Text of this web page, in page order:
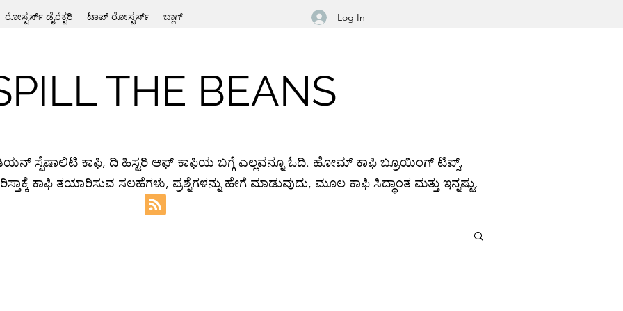
ರೋಸ್ಟರ್ಸ್ ಡೈರೆಕ್ಟರಿ ಟಾಪ್ ರೋಸ್ಟರ್ಸ್ ಬ್ಲಾಗ್ Log In
THE BEANS
ಸ್ಪೆಷಾಲಿಟಿ ಕಾಫಿ, ದಿ ಹಿಸ್ಟರಿ ಆಫ್ ಕಾಫಿಯ ಬಗ್ಗೆ ಎಲ್ಲವನ್ನೂ ಓದಿ. ಹೋಮ್ ಕಾಫಿ ಬ್ರೂಯಿಂಗ್ ಟಿಪ್ಸ್,
ಕಾಫಿ ತಯಾರಿಸುವ ಸಲಹೆಗಳು, ಪ್ರಶ್ನೆಗಳನ್ನು ಹೇಗೆ ಮಾಡುವುದು, ಮೂಲ ಕಾಫಿ ಸಿದ್ಧಾಂತ ಮತ್ತು ಇನ್ನಷ್ಟು.